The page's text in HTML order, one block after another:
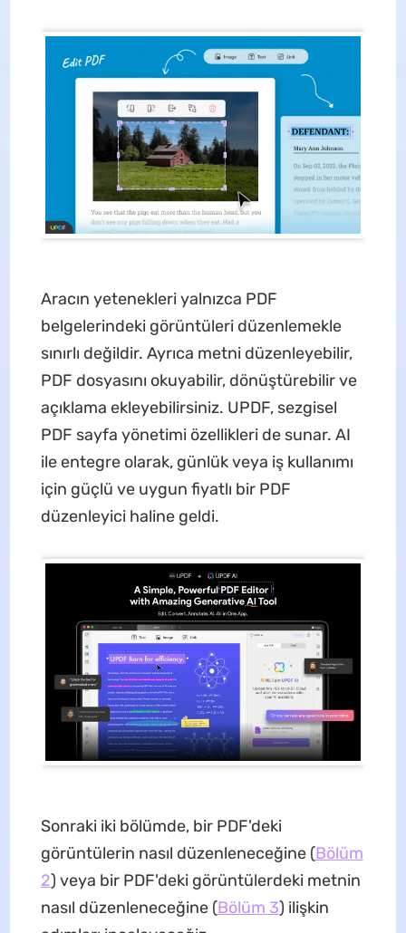
Aracın yetenekleri yalnızca PDF
belgelerindeki görüntüleri düzenlemekle
sınırlı değildir. Ayrıca metni düzenleyebilir,
PDF dosyasını okuyabilir, dönüştürebilir ve
açıklama ekleyebilirsiniz. UPDF, sezgisel
PDF sayfa yönetimi özellikleri de sunar. AI
ile entegre olarak, günlük veya iş kullanımı
için güçlü ve uygun fiyatlı bir PDF
düzenleyici haline geldi.
Sonraki iki bölümde, bir PDF'deki
görüntülerin nasıl düzenleneceğine (Bölüm
2) veya bir PDF'deki görüntülerdeki metnin
nasıl düzenleneceğine (Bölüm 3) ilişkin